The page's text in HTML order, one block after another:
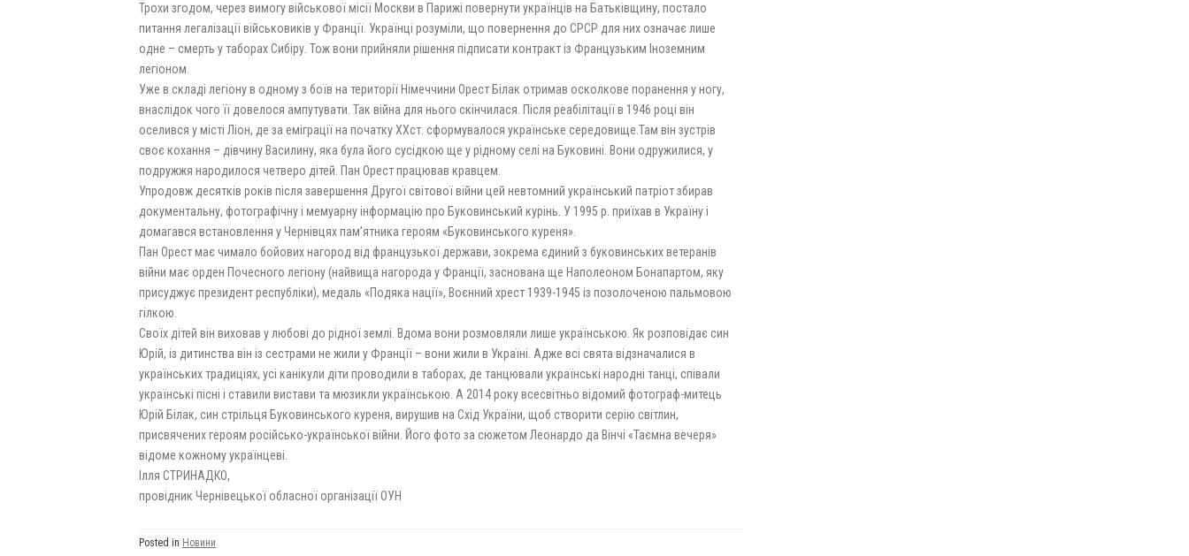
Трохи згодом, через вимогу військової місії Москви в Парижі повернути українців на Батьківщину, постало
питання легалізації військовиків у Франції. Українці розуміли, що повернення до СРСР для них означає лише
одне – смерть у таборах Сибіру. Тож вони прийняли рішення підписати контракт із Французьким Іноземним
легіоном.
Уже в складі легіону в одному з боїв на території Німеччини Орест Білак отримав осколкове поранення у ногу,
внаслідок чого її довелося ампутувати. Так війна для нього скінчилася. Після реабілітації в 1946 році він
оселився у місті Ліон, де за еміграції на початку ХХст. сформувалося українське середовище.Там він зустрів
своє кохання – дівчину Василину, яка була його сусідкою ще у рідному селі на Буковині. Вони одружилися, у
подружжя народилося четверо дітей. Пан Орест працював кравцем.
Упродовж десятків років після завершення Другої світової війни цей невтомний український патріот збирав
документальну, фотографічну і мемуарну інформацію про Буковинський курінь. У 1995 р. приїхав в Україну і
домагався встановлення у Чернівцях пам’ятника героям «Буковинського куреня».
Пан Орест має чимало бойових нагород від французької держави, зокрема єдиний з буковинських ветеранів
війни має орден Почесного легіону (найвища нагорода у Франції, заснована ще Наполеоном Бонапартом, яку
присуджує президент республіки), медаль «Подяка нації», Воєнний хрест 1939-1945 із позолоченою пальмовою
гілкою.
Своїх дітей він виховав у любові до рідної землі. Вдома вони розмовляли лише українською. Як розповідає син
Юрій, із дитинства він із сестрами не жили у Франції – вони жили в Україні. Адже всі свята відзначалися в
українських традиціях, усі канікули діти проводили в таборах, де танцювали українські народні танці, співали
українські пісні і ставили вистави та мюзикли українською. А 2014 року всесвітньо відомий фотограф-митець
Юрій Білак, син стрільця Буковинського куреня, вирушив на Схід України, щоб створити серію світлин,
присвячених героям російсько-української війни. Його фото за сюжетом Леонардо да Вінчі «Таємна вечеря»
відоме кожному українцеві.
Ілля СТРИНАДКО,
провідник Чернівецької обласної організації ОУН
Posted in Новини